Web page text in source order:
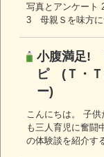
写真とアンケート
3 母親Ｓを味方
小腹満足!
ピ (Ｔ・
ー)
こんにちは。 子
も三人育児に奮
の体験談を紹介す